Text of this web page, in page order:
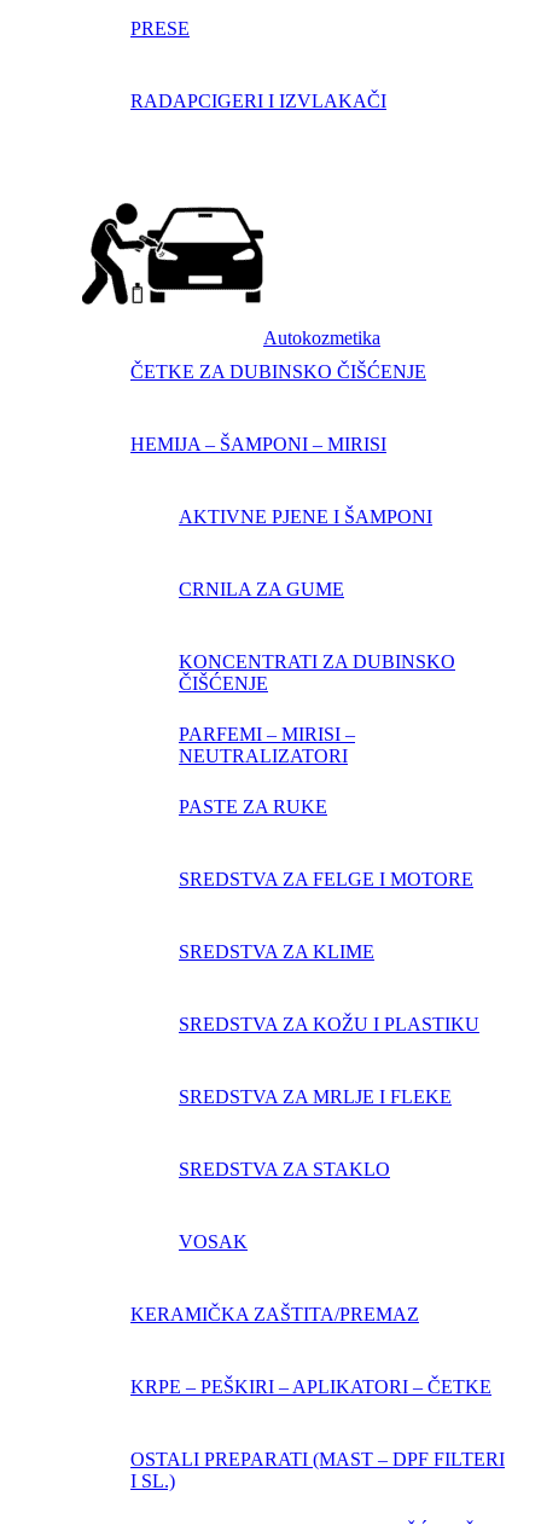
PRESE
RADAPCIGERI I IZVLAKAČI
Autokozmetika
ČETKE ZA DUBINSKO ČIŠĆENJE
HEMIJA – ŠAMPONI – MIRISI
AKTIVNE PJENE I ŠAMPONI
CRNILA ZA GUME
KONCENTRATI ZA DUBINSKO
ČIŠĆENJE
PARFEMI – MIRISI –
NEUTRALIZATORI
PASTE ZA RUKE
SREDSTVA ZA FELGE I MOTORE
SREDSTVA ZA KLIME
SREDSTVA ZA KOŽU I PLASTIKU
SREDSTVA ZA MRLJE I FLEKE
SREDSTVA ZA STAKLO
VOSAK
KERAMIČKA ZAŠTITA/PREMAZ
KRPE – PEŠKIRI – APLIKATORI – ČETKE
OSTALI PREPARATI (MAST – DPF FILTERI
I SL.)